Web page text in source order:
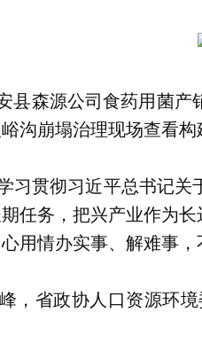
县森源公司食药用菌
沟崩塌治理现场查看
习贯彻习近平总书记
任务，把兴产业作为
用情办实事、解难事
，省政协人口资源环